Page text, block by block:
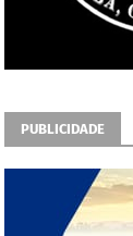
PUBLICIDADE